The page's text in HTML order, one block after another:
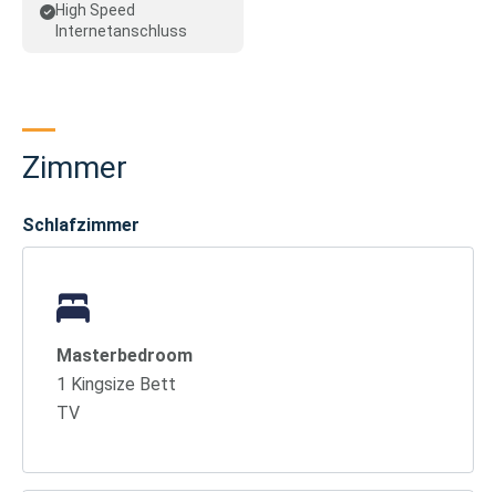
High Speed
Internetanschluss
Zimmer
Schlafzimmer
Masterbedroom
1 Kingsize Bett
TV